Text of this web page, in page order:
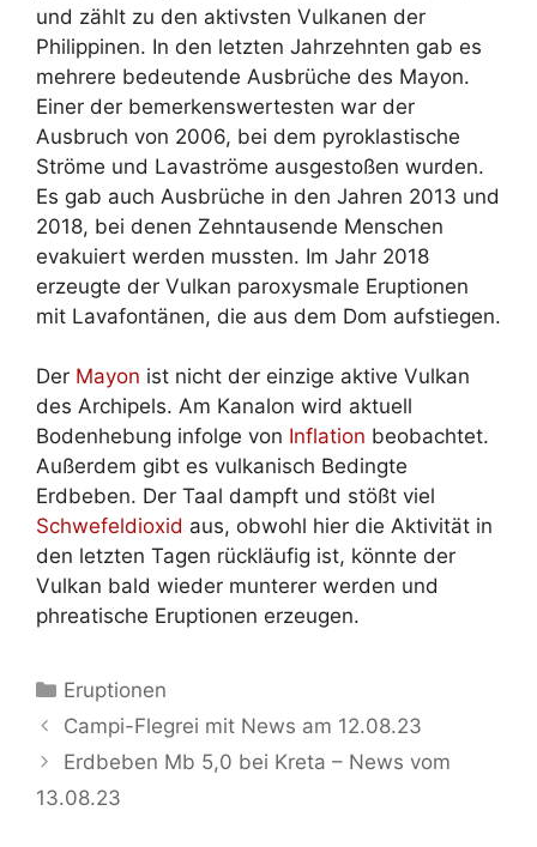
und zählt zu den aktivsten Vulkanen der
Philippinen. In den letzten Jahrzehnten gab es
mehrere bedeutende Ausbrüche des Mayon.
Einer der bemerkenswertesten war der
Ausbruch von 2006, bei dem pyroklastische
Ströme und Lavaströme ausgestoßen wurden.
Es gab auch Ausbrüche in den Jahren 2013 und
2018, bei denen Zehntausende Menschen
evakuiert werden mussten. Im Jahr 2018
erzeugte der Vulkan paroxysmale Eruptionen
mit Lavafontänen, die aus dem Dom aufstiegen.
Der Mayon ist nicht der einzige aktive Vulkan
des Archipels. Am Kanalon wird aktuell
Bodenhebung infolge von Inflation beobachtet.
Außerdem gibt es vulkanisch Bedingte
Erdbeben. Der Taal dampft und stößt viel
Schwefeldioxid aus, obwohl hier die Aktivität in
den letzten Tagen rückläufig ist, könnte der
Vulkan bald wieder munterer werden und
phreatische Eruptionen erzeugen.
Kategorien
Eruptionen
Campi-Flegrei mit News am 12.08.23
Erdbeben Mb 5,0 bei Kreta – News vom
13.08.23